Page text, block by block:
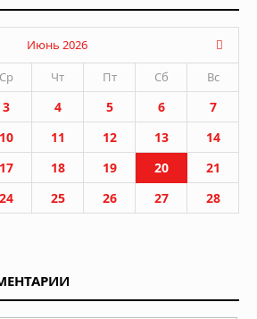
Июнь 2026
Ср Чт Пт Сб Вс
3 4 5 6
7
10 11 12 13
14
17 18 19 20
21
24 25 26 27
28